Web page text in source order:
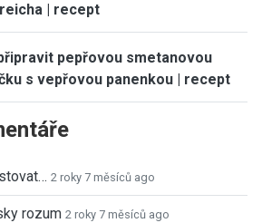
| recept
pepřovou smetanovou
s vepřovou panenkou | recept
2 roky 7 měsíců ago
rozum 2 roky 7 měsíců ago